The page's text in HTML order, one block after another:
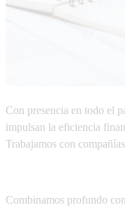
Con presencia en todo el
impulsan la eficiencia
Trabajamos con
Combinamos profundo